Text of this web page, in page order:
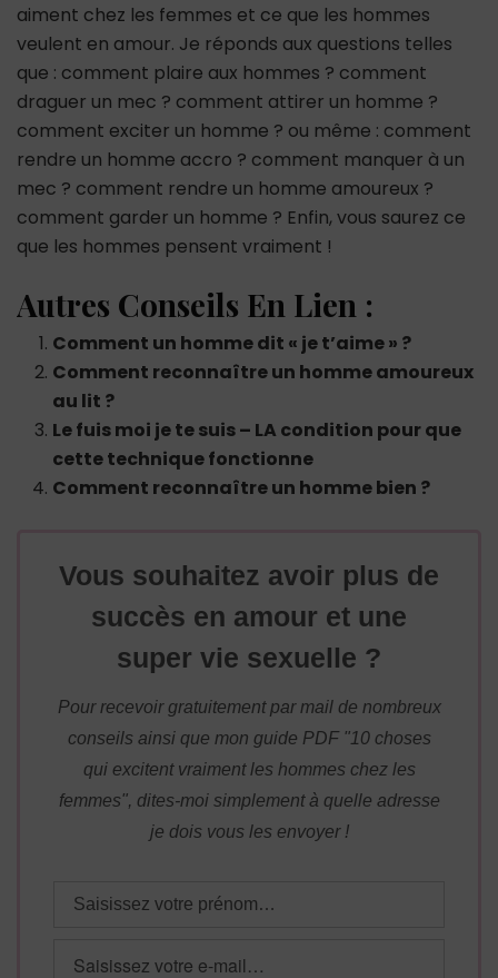
aiment chez les femmes et ce que les hommes
veulent en amour. Je réponds aux questions telles
que : comment plaire aux hommes ? comment
draguer un mec ? comment attirer un homme ?
comment exciter un homme ? ou même : comment
rendre un homme accro ? comment manquer à un
mec ? comment rendre un homme amoureux ?
comment garder un homme ? Enfin, vous saurez ce
que les hommes pensent vraiment !
Autres Conseils En Lien :
Comment un homme dit « je t’aime » ?
Comment reconnaître un homme amoureux
au lit ?
Le fuis moi je te suis – LA condition pour que
cette technique fonctionne
Comment reconnaître un homme bien ?
Vous souhaitez avoir plus de
succès en amour et une
super vie sexuelle ?
Pour recevoir gratuitement par mail de nombreux
conseils ainsi que mon guide PDF "10 choses
qui excitent vraiment les hommes chez les
femmes", dites-moi simplement à quelle adresse
je dois vous les envoyer !